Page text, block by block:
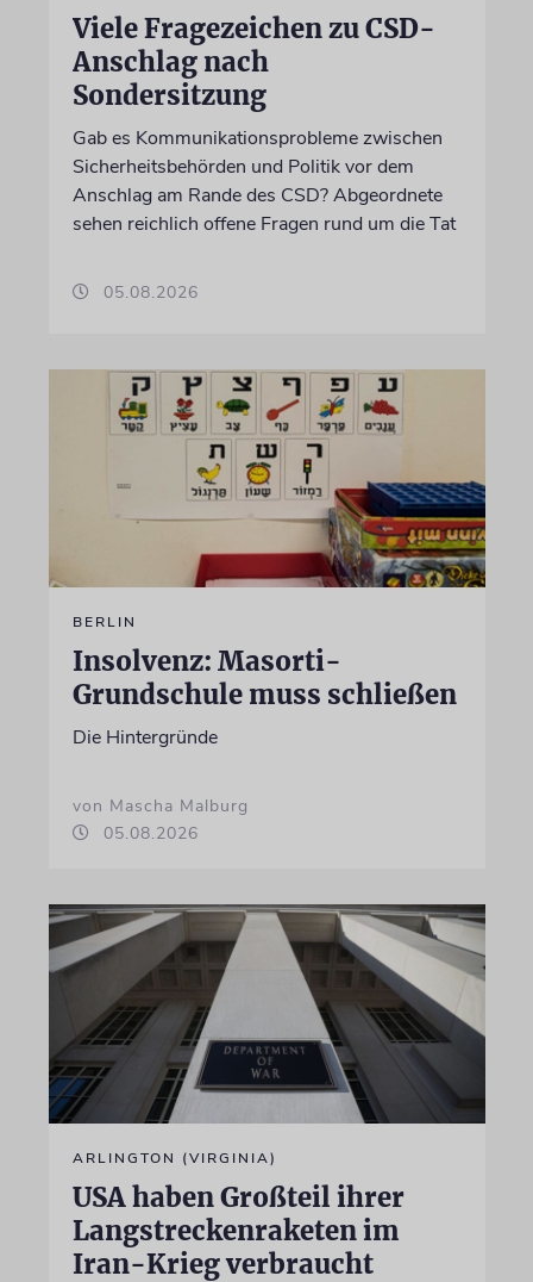
Viele Fragezeichen zu CSD-
Anschlag nach
Sondersitzung
Gab es Kommunikationsprobleme zwischen
Sicherheitsbehörden und Politik vor dem
Anschlag am Rande des CSD? Abgeordnete
sehen reichlich offene Fragen rund um die Tat
05.08.2026
BERLIN
Insolvenz: Masorti-
Grundschule muss schließen
Die Hintergründe
von Mascha Malburg
05.08.2026
ARLINGTON (VIRGINIA)
USA haben Großteil ihrer
Langstreckenraketen im
Iran-Krieg verbraucht